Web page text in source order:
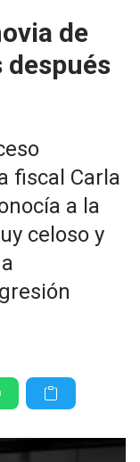
de
después
fiscal Carla
a la
celoso y